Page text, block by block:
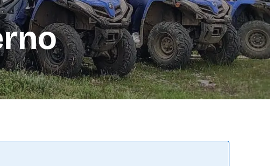
Addio al
celibato
Addio al
nubilato
Continua con l'email